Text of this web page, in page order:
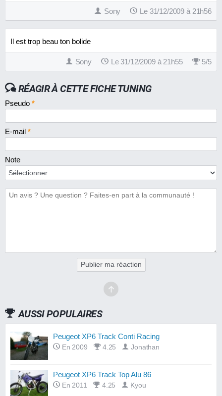
Sony Le 31/12/2009 à 21h56
Il est trop beau ton bolide
Sony Le 31/12/2009 à 21h55 5/5
RÉAGIR À CETTE FICHE TUNING
Pseudo *
E-mail *
Note
Publier ma réaction
AUSSI POPULAIRES
Peugeot XP6 Track Conti Racing
En 2009 4.25 Jonathan
Peugeot XP6 Track Top Alu 86
En 2011 4.25 Kyou